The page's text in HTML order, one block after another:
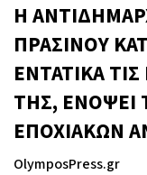
H
ΠΡΑΣΙΝΟΥ
ΕΝΤΑΤΙΚΑ
ΤΗΣ,
ΕΠΟΧΙΑΚΩΝ
OlymposPress.gr